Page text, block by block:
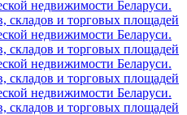
недвижимости Беларуси.
складов и торговых площадей
недвижимости Беларуси.
складов и торговых площадей
недвижимости Беларуси.
складов и торговых площадей
недвижимости Беларуси.
складов и торговых площадей